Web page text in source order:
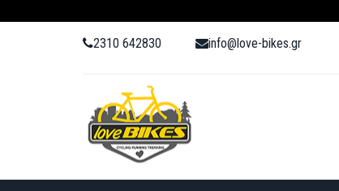
2310 642830 info@love-bikes.gr
ΠΡΟΪΌΝΤΑ